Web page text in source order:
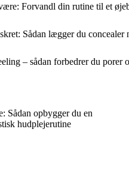
Forvandl din rutine til et
Sådan lægger du concealer
– sådan forbedrer du porer
Sådan opbygger du en
hudplejerutine